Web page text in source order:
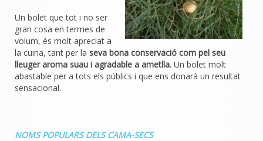
Un bolet que tot i no ser
gran cosa en termes de
volum, és molt apreciat a
la cuina, tant per la seva bona conservació com pel seu
lleuger aroma suau i agradable a ametlla. Un bolet molt
abastable per a tots els públics i que ens donarà un resultat
sensacional.
NOMS POPULARS DELS CAMA-SECS